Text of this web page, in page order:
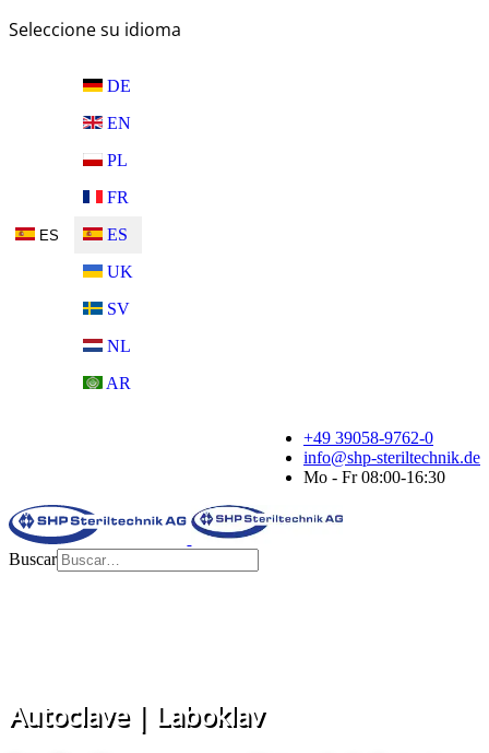
Seleccione su idioma
ES
DE
EN
PL
FR
ES
UK
SV
NL
AR
+49 39058-9762-0
info@shp-steriltechnik.de
Mo - Fr 08:00-16:30
Buscar
Autoclave | Laboklav